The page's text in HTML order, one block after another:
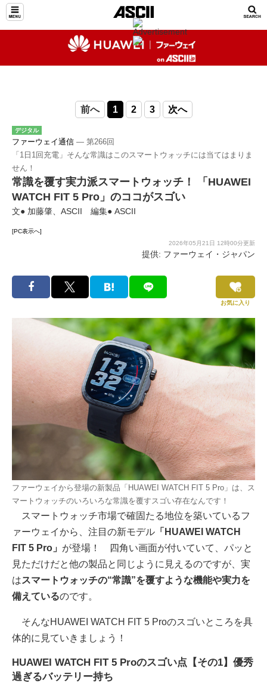
前へ 1 2 3 次へ
デジタル
ファーウェイ通信 ― 第266回
「1日1回充電」そんな常識はこのスマートウォッチには当てはまりま
せん！
常識を覆す実力派スマートウォッチ！ 「HUAWEI
WATCH FIT 5 Pro」のココがスゴい
文● 加藤肇、ASCII 編集● ASCII
[PC表示へ]
2026年05月21日 12時00分更新
提供: ファーウェイ・ジャパン
お気に入り
ファーウェイから登場の新製品「HUAWEI WATCH FIT 5 Pro」は、ス
マートウォッチのいろいろな常識を覆すスゴい存在なんです！
スマートウォッチ市場で確固たる地位を築いているフ
ァーウェイから、注目の新モデル 「HUAWEI WATCH
FIT 5 Pro」 が登場！ 四角い画面が付いていて、パッと
見ただけだと他の製品と同じように見えるのですが、実
はスマートウォッチの“常識”を覆すような機能や実力を
備えているのです。
そんなHUAWEI WATCH FIT 5 Proのスゴいところを具
体的に見ていきましょう！
HUAWEI WATCH FIT 5 Proのスゴい点【その1】優秀
過ぎるバッテリー持ち